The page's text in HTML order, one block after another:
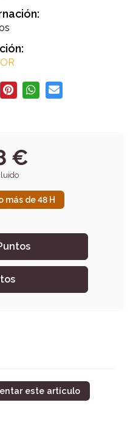
€
más de 48 H
este artículo